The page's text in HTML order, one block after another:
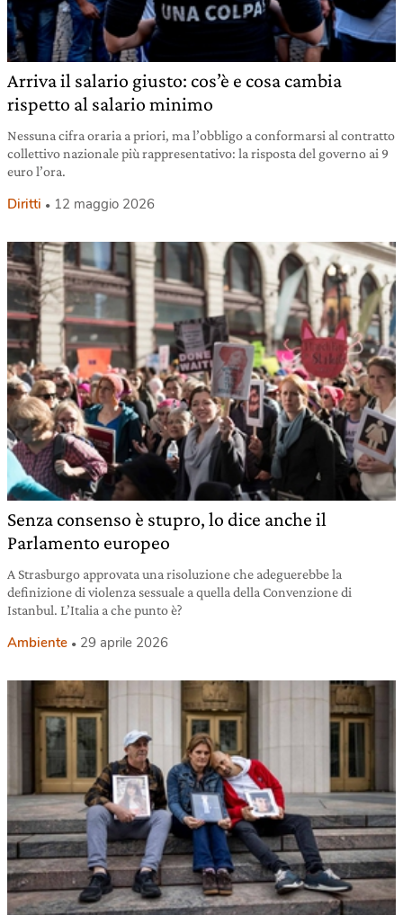
Arriva il salario giusto: cos’è e cosa cambia
rispetto al salario minimo
Nessuna cifra oraria a priori, ma l’obbligo a conformarsi al contratto
collettivo nazionale più rappresentativo: la risposta del governo ai 9
euro l’ora.
Diritti 12 maggio 2026
Senza consenso è stupro, lo dice anche il
Parlamento europeo
A Strasburgo approvata una risoluzione che adeguerebbe la
definizione di violenza sessuale a quella della Convenzione di
Istanbul. L’Italia a che punto è?
Ambiente 29 aprile 2026